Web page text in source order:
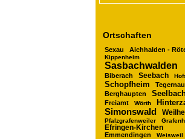
Ortschaften
Sexau Aichhalden -
Kippenheim
Sasbachwalden
Biberach Seebach
Schopfheim
Tegernau
Berghaupten
Freiamt Wörth
Simonswald
Pfalzgrafenweiler
Efringen-Kirchen
Emmendingen
Weisweil